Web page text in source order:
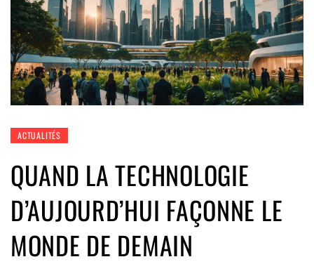
ACTUALITÉS
QUAND LA TECHNOLOGIE
D’AUJOURD’HUI FAÇONNE LE
MONDE DE DEMAIN